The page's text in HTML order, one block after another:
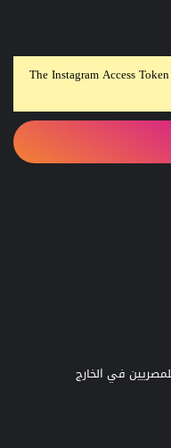
The Instagram Access
في الخارج